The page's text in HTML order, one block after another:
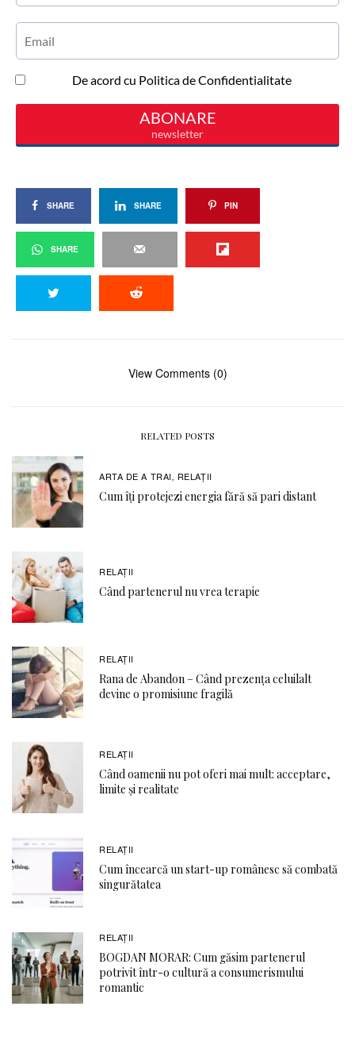
SHARE SHARE PIN
SHARE
View Comments (0)
RELATED POSTS
ARTA DE A TRAI, RELAŢII
Cum îți protejezi energia fără să pari distant
RELAŢII
Când partenerul nu vrea terapie
RELAŢII
Rana de Abandon – Când prezența celuilalt
devine o promisiune fragilă
RELAŢII
Când oamenii nu pot oferi mai mult: acceptare,
limite și realitate
RELAŢII
Cum încearcă un start-up românesc să combată
singurătatea
RELAŢII
BOGDAN MORAR: Cum găsim partenerul
potrivit într-o cultură a consumerismului
romantic